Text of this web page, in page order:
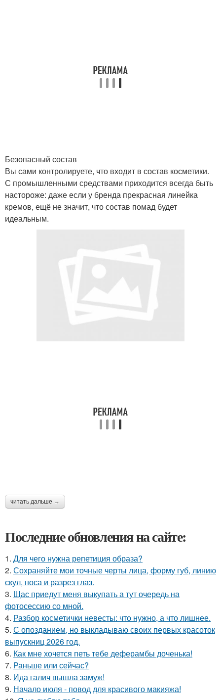
Безопасный состав
Вы сами контролируете, что входит в состав косметики.
С промышленными средствами приходится всегда быть
настороже: даже если у бренда прекрасная линейка
кремов, ещё не значит, что состав помад будет
идеальным.
читать дальше →
Последние обновления на сайте:
1. Для чего нужна репетиция образа?
2. Сохраняйте мои точные черты лица, форму губ, линию
скул, носа и разрез глаз.
3. Щас приедут меня выкупать а тут очередь на
фотосессию со мной.
4. Разбор косметички невесты: что нужно, а что лишнее.
5. С опозданием, но выкладываю своих первых красоток
выпускниц 2026 год.
6. Как мне хочется петь тебе деферамбы доченька!
7. Раньше или сейчас?
8. Ида галич вышла замуж!
9. Начало июля - повод для красивого макияжа!